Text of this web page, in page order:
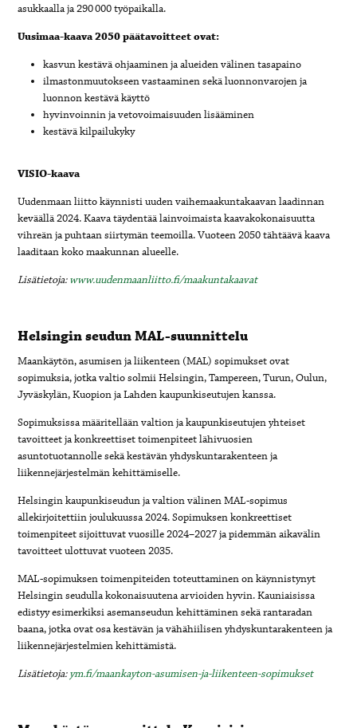
asukkaalla ja 290 000 työpaikalla.
Uusimaa-kaava 2050 päätavoitteet ovat:
kasvun kestävä ohjaaminen ja alueiden välinen tasapaino
ilmastonmuutokseen vastaaminen sekä luonnonvarojen ja
luonnon kestävä käyttö
hyvinvoinnin ja vetovoimaisuuden lisääminen
kestävä kilpailukyky
VISIO-kaava
Uudenmaan liitto käynnisti uuden vaihemaakuntakaavan laadinnan
keväällä 2024. Kaava täydentää lainvoimaista kaavakokonaisuutta
vihreän ja puhtaan siirtymän teemoilla. Vuoteen 2050 tähtäävä kaava
laaditaan koko maakunnan alueelle.
Lisätietoja:www.uudenmaanliitto.fi/maakuntakaavat
Helsingin seudun MAL-suunnittelu
Maankäytön, asumisen ja liikenteen (MAL) sopimukset ovat
sopimuksia, jotka valtio solmii Helsingin, Tampereen, Turun, Oulun,
Jyväskylän, Kuopion ja Lahden kaupunkiseutujen kanssa.
Sopimuksissa määritellään valtion ja kaupunkiseutujen yhteiset
tavoitteet ja konkreettiset toimenpiteet lähivuosien
asuntotuotannolle sekä kestävän yhdyskuntarakenteen ja
liikennejärjestelmän kehittämiselle.
Helsingin kaupunkiseudun ja valtion välinen MAL-sopimus
allekirjoitettiin joulukuussa 2024. Sopimuksen konkreettiset
toimenpiteet sijoittuvat vuosille 2024–2027 ja pidemmän aikavälin
tavoitteet ulottuvat vuoteen 2035.
MAL-sopimuksen toimenpiteiden toteuttaminen on käynnistynyt
Helsingin seudulla kokonaisuutena arvioiden hyvin. Kauniaisissa
edistyy esimerkiksi asemanseudun kehittäminen sekä rantaradan
baana, jotka ovat osa kestävän ja vähähiilisen yhdyskuntarakenteen ja
liikennejärjestelmien kehittämistä.
Lisätietoja:ym.fi/maankayton-asumisen-ja-liikenteen-sopimukset